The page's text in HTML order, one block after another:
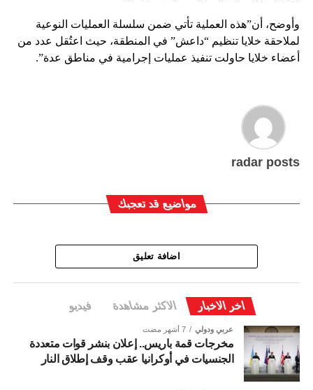
وأوضح، أن”هذه العملية تأتي ضمن سلسلة العمليات النوعية
لملاحقة خلايا تنظيم “داعش” في المنطقة، حيث اعتُقل عدد من
أعضاء خلايا حاولت تنفيذ عمليات إجرامية في مناطق عدة”.
radar posts
مواضيع قد تعجبك
اضافة تعليق
اخر الاخبار الاكثر مشاهدة فيديو
عربي ودولي 7 أشهر مضت
مخرجات قمة باريس.. إعلان بنشر قوات متعددة
الجنسيات في أوكرانيا عقب وقف إطلاق النار